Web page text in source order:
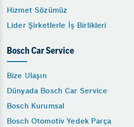
Hizmet Sözümüz
Lider Şirketlerle İş Birlikleri
Bosch Car Service
Bize Ulaşın
Dünyada Bosch Car Service
Bosch Kurumsal
Bosch Otomotiv Yedek Parça